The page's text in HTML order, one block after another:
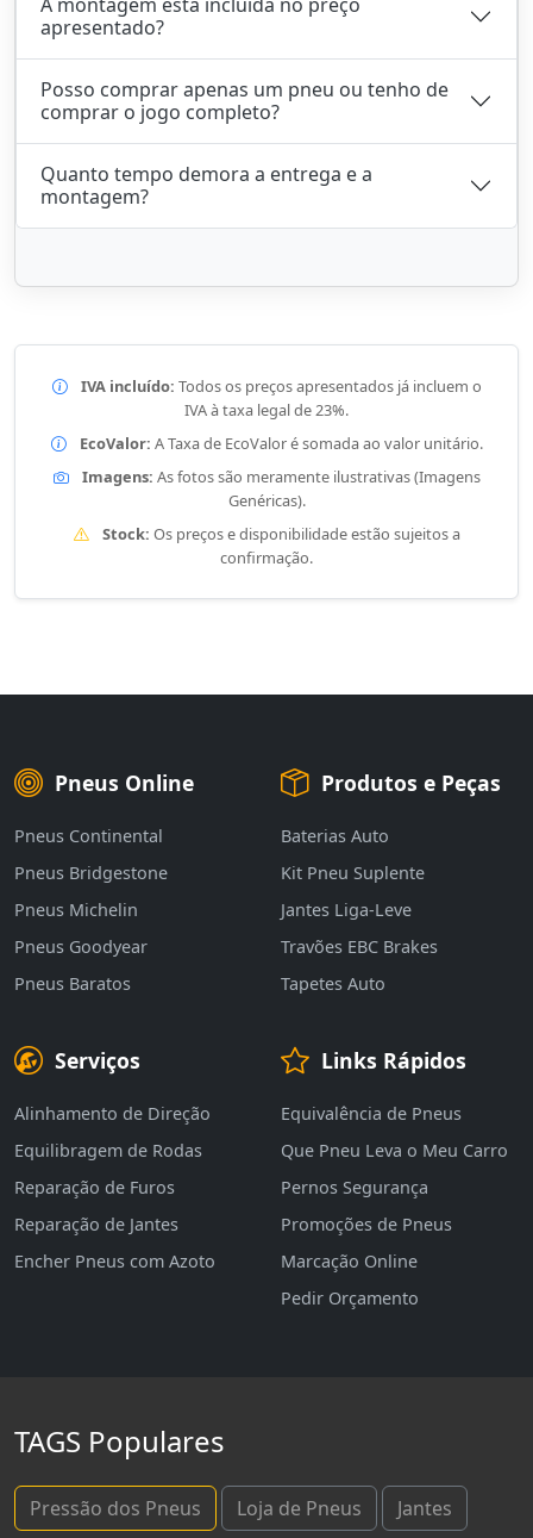
apresentado?
Posso comprar apenas um pneu ou tenho de
comprar o jogo completo?
Quanto tempo demora a entrega e a
montagem?
IVA incluído: Todos os preços apresentados já incluem o
IVA à taxa legal de 23%.
EcoValor: A Taxa de EcoValor é somada ao valor unitário.
Imagens: As fotos são meramente ilustrativas (Imagens
Genéricas).
Stock: Os preços e disponibilidade estão sujeitos a
confirmação.
Pneus Online
Pneus Continental
Pneus Bridgestone
Pneus Michelin
Pneus Goodyear
Pneus Baratos
Produtos e Peças
Baterias Auto
Kit Pneu Suplente
Jantes Liga-Leve
Travões EBC Brakes
Tapetes Auto
Serviços
Alinhamento de Direção
Equilibragem de Rodas
Reparação de Furos
Reparação de Jantes
Encher Pneus com Azoto
Links Rápidos
Equivalência de Pneus
Que Pneu Leva o Meu Carro
Pernos Segurança
Promoções de Pneus
Marcação Online
Pedir Orçamento
TAGS Populares
Pressão dos Pneus Loja de Pneus Jantes